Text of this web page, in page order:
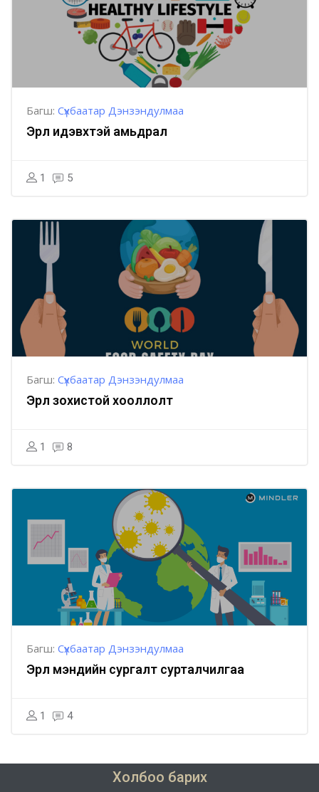
Багш: Сүхбаатар Дэнзэндулмаа
Эрүүл идэвхтэй амьдрал
1 5
Багш: Сүхбаатар Дэнзэндулмаа
Эрүүл зохистой хооллолт
1 8
Багш: Сүхбаатар Дэнзэндулмаа
Эрүүл мэндийн сургалт сурталчилгаа
1 4
Холбоо барих